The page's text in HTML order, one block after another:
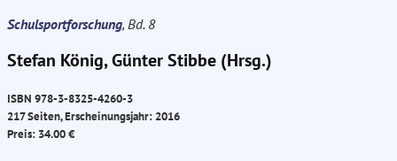
Schulsportforschung, Bd. 8
Stefan König, Günter Stibbe (Hrsg.)
ISBN 978-3-8325-4260-3
217 Seiten, Erscheinungsjahr: 2016
Preis: 34.00 €